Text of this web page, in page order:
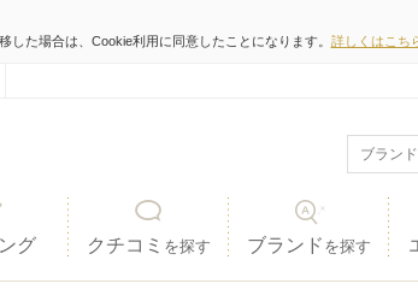
た場合は、Cookie利用に同意したことになります。 詳しくはこち
グ クチコミ を探す ブランド を探す